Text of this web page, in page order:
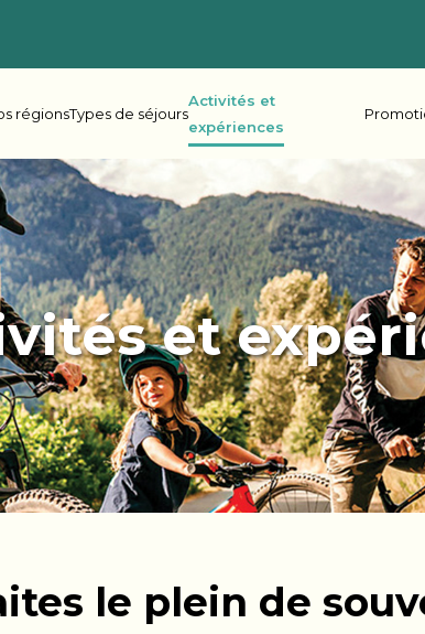
régions
Britannique
Lake
Oceanside
Leisure
Shadybrook
Beaver Narrows
Lonesome Pine
Point
Scugog Landing
Spring Lake
CountryLife
Wasaga Dunes
Domaine de la Chute
Types de séjours
Activités et
expériences
et
le plein de